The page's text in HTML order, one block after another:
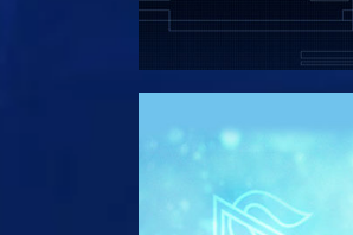
СМОТРЕТЬ ПЕРЕДАЧИ